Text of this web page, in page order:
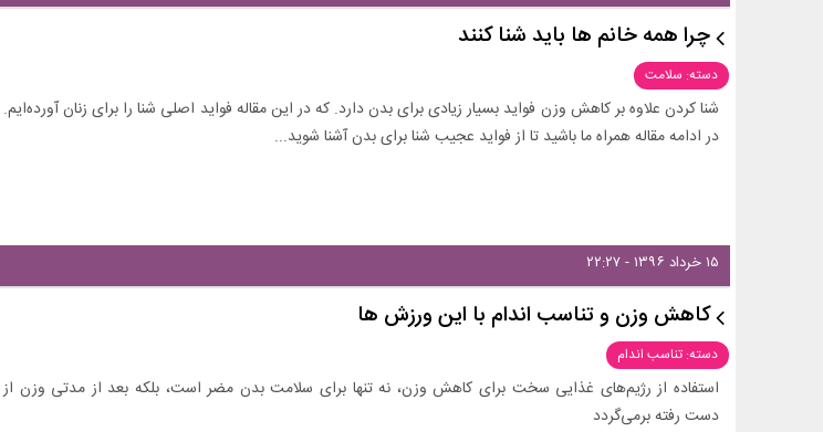
چرا همه خانم ها باید شنا کنند
دسته: سلامت
شنا کردن علاوه بر کاهش وزن فواید بسیار زیادی برای بدن دارد. که در این مقاله فواید اصلی شنا را برای زنان آورده‌ایم.
در ادامه مقاله همراه ما باشید تا از فواید عجیب شنا برای بدن آشنا شوید...
۱۵ خرداد ۱۳۹۶ - ۲۲:۲۷
کاهش وزن و تناسب اندام با این ورزش ها
دسته: تناسب اندام
استفاده از رژیم‌های غذایی سخت برای کاهش وزن، نه تنها برای سلامت بدن مضر است، بلکه بعد از مدتی وزن از
دست رفته برمی‌گردد